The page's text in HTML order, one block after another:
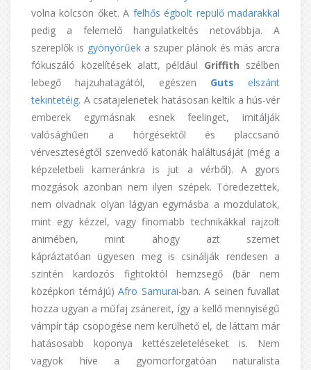
volna kölcsön őket. A felhős égbolt repülő madarakkal
pedig a felemelő hangulatkeltés netovábbja. A
szereplők is gyönyörűek a szuper plánok és más arcra
fókuszáló közelítések alatt, például Griffith szélben
lebegő hajzuhatagától, egészen Guts elszánt
tekintetéig. A csatajelenetek hatásosan keltik a hús-vér
emberek egymásnak esnek feelinget, imitálják
valósághűen a hörgésektől és placcsanó
vérveszteségtől szenvedő katonák haláltusáját (még a
képzeletbeli kameránkra is jut a vérből). A gyors
mozgások azonban nem ilyen szépek. Töredezettek,
nem olvadnak olyan lágyan egymásba a mozdulatok,
mint egy kézzel, vagy finomabb technikákkal rajzolt
animében, mint ahogy azt szemet
kápráztatóan ügyesen meg is csinálják rendesen a
szintén kardozós fightoktól hemzsegő (bár nem
középkori témájú) Afro Samurai-ban. A seinen fuvallat
hozza ugyan a műfaj zsánereit, így a kellő mennyiségű
vámpír táp csöpögése nem kerülhető el, de láttam már
hatásosabb koponya kettészeleteléseket is. Nem
vagyok híve a gyomorforgatóan naturalista